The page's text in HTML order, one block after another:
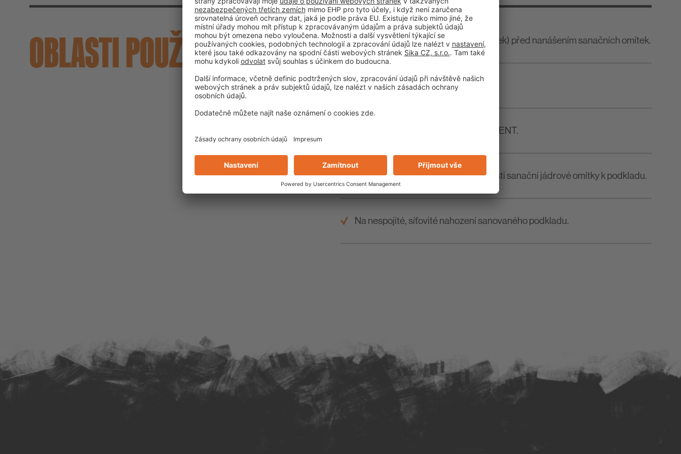
OBLASTI POUŽITÍ Pro úpravu podkladu (adhezní můstek) před nanášením sanačních omítek.
Pro vnitřní i vnější použití.
Součást sanačních systémů SANIMENT.
Zejména určená k zajištění přilnavosti sanační jádrové omítky k podkladu.
Na nespojité, síťovité nahození sanovaného podkladu.